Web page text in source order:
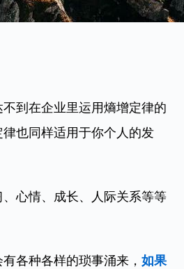
到在企业里运用熵增定律的
也同样适用于你个人的发
心情、成长、人际关系等等
各种各样的琐事涌来，如果